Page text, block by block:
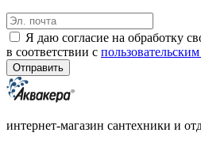
Я даю согласие на обработку
в соответствии с
интернет-магазин сантехники и